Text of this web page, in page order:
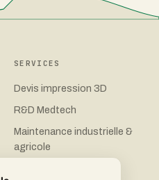
SERVICES
Devis impression 3D
R&D Medtech
Maintenance industrielle &
agricole